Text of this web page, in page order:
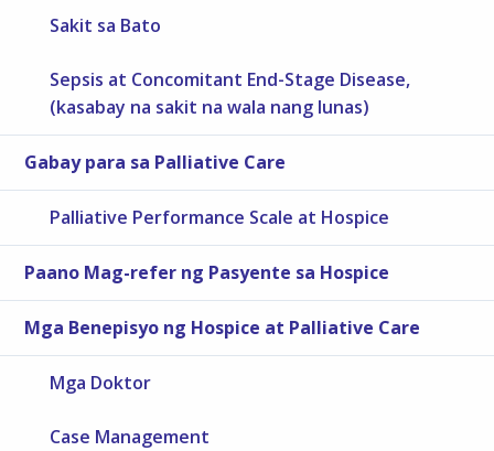
Sakit sa Bato
Sepsis at Concomitant End-Stage Disease,
(kasabay na sakit na wala nang lunas)
Gabay para sa Palliative Care
Palliative Performance Scale at Hospice
Paano Mag-refer ng Pasyente sa Hospice
Mga Benepisyo ng Hospice at Palliative Care
Mga Doktor
Case Management